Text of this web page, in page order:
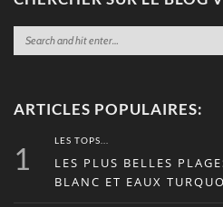
ARTICLES POPULAIRES:
1
LES TOPS...
LES PLUS BELLES
BLANC ET EAUX